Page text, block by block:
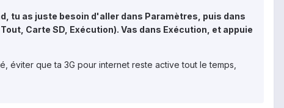
tu as juste besoin d'aller dans Paramètres, puis dans
Carte SD, Exécution). Vas dans Exécution, et appuie
éviter que ta 3G pour internet reste active tout le temps,